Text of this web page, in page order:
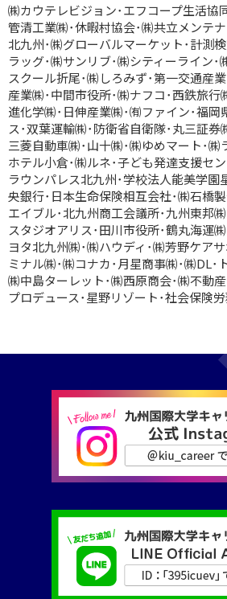
㈱カウテレビジョン･エフコープ生活協
管清工業㈱･休暇村協会･㈱共立メンテ
北九州･㈱グローバルマーケット･計測
ラッグ･㈱サンリブ･㈱シティーライン･
スクール折尾･㈱しろみず･第一交通産
産業㈱･中間市役所･㈱ナフコ･西鉄旅行
進化学㈱･日伸産業㈱･㈲ファイン･福岡
ス･双葉運輸㈱･防衛省自衛隊･丸三証券
三菱自動車㈱･山十㈱･㈱ゆめマート･㈱
ホテル小倉･㈱ルネ･子ども発達支援セ
ラウンパレス北九州･学校法人能美学園
央銀行･日本生命保険相互会社･㈱石橋
エイブル･北九州商工会議所･九州東邦
スタジオアリス･田川市役所･鶴丸海運
ヨタ北九州㈱･㈱ハウディ･㈱芳野ケア
ミナル㈱･㈱コナカ･月星商事㈱･㈱DL･
㈱中島ターレット･㈱西原商会･㈱不動
プロデュース･星野リゾート･社会保険